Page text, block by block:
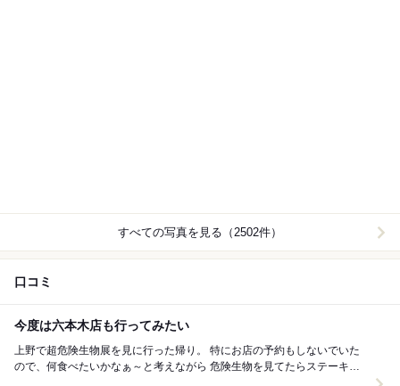
すべての写真を見る（2502件）
口コミ
今度は六本木店も行ってみたい
上野で超危険生物展を見に行った帰り。 特にお店の予約もしないでいた
ので、何食べたいかなぁ～と考えながら 危険生物を見てたらステーキと